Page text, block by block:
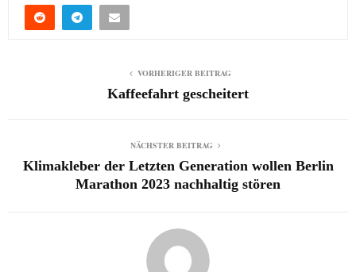
VORHERIGER BEITRAG
Kaffeefahrt gescheitert
NÄCHSTER BEITRAG
Klimakleber der Letzten Generation wollen Berlin
Marathon 2023 nachhaltig stören